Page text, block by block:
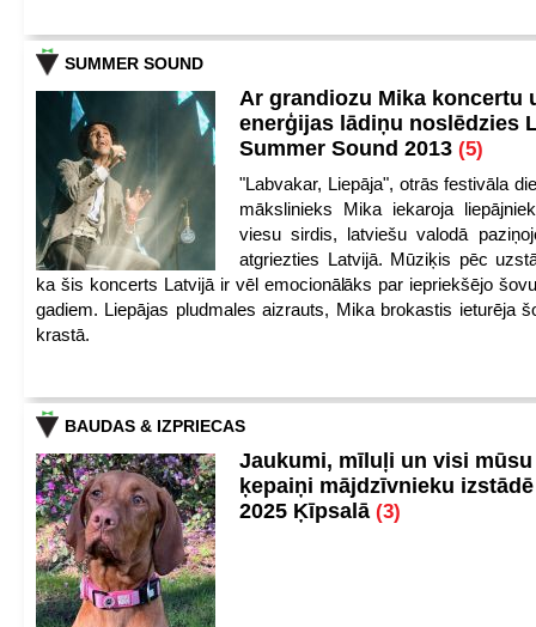
SUMMER SOUND
Ar grandiozu Mika koncertu
enerģijas lādiņu noslēdzies
Summer Sound 2013 (5)
"Labvakar, Liepāja", otrās festivāla
mākslinieks Mika iekaroja
viesu sirdis, latviešu valodā
atgriezties Latvijā. Mūziķis pēc
ka šis koncerts Latvijā ir vēl emocionālāks par iepriekšējo
gadiem. Liepājas pludmales aizrauts, Mika brokastis ieturēja
krastā.
BAUDAS & IZPRIECAS
Jaukumi, mīluļi un visi
ķepaiņi mājdzīvnieku
2025 Ķīpsalā (3)